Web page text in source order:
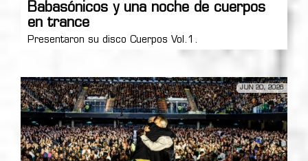
Babasónicos y una noche de cuerpos
en trance
Presentaron su disco Cuerpos Vol.1.
JUN 20, 2026